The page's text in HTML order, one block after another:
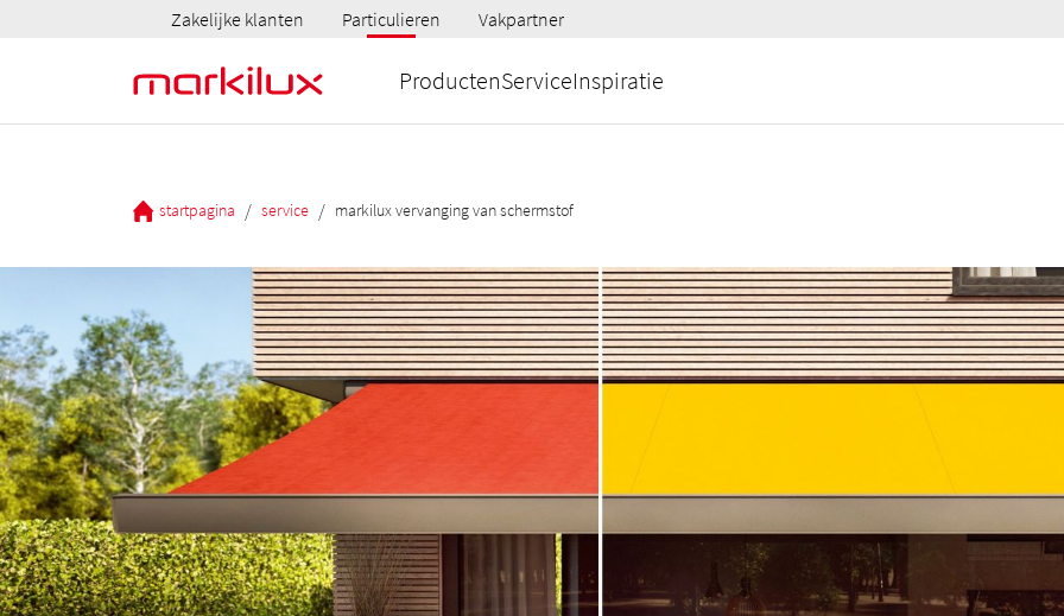
Zakelijke klanten Particulieren Vakpartner
ProductenServiceInspiratie
startpagina / service / markilux vervanging van schermstof